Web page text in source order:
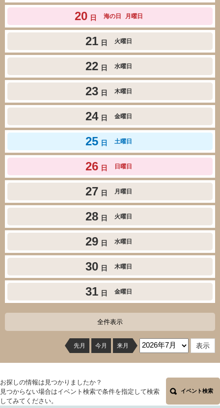
20 日 海の日 月曜日
21 日 火曜日
22 日 水曜日
23 日 木曜日
24 日 金曜日
25 日 土曜日
26 日 日曜日
27 日 月曜日
28 日 火曜日
29 日 水曜日
30 日 木曜日
31 日 金曜日
全件表示
先月 今月 来月
お探しの情報は見つかりましたか？
見つからない場合はイベント検索で条件を指定して検索
してみてください。
イベント検索